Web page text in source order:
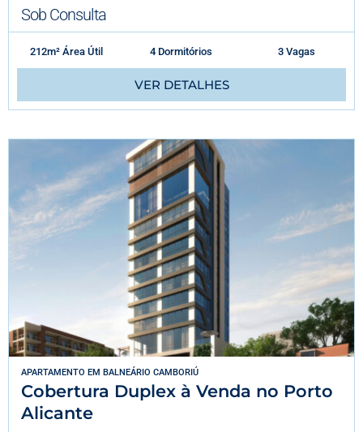
Sob Consulta
212m² Área Útil 4 Dormitórios 3 Vagas
VER DETALHES
APARTAMENTO EM BALNEÁRIO CAMBORIÚ
Cobertura Duplex à Venda no Porto
Alicante